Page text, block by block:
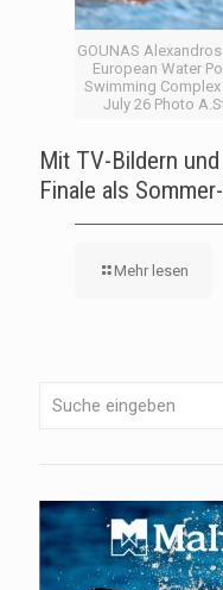
GOUNAS
European Water
Swimming
July 26 Photo
Mit TV-Bildern
Finale als
Mehr lesen